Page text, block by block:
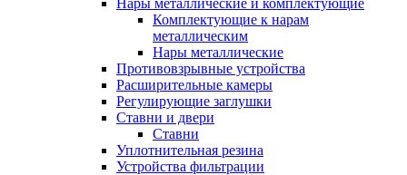
Нары металлические и комплектующие
Комплектующие к нарам
металлическим
Нары металлические
Противовзрывные устройства
Расширительные камеры
Регулирующие заглушки
Ставни и двери
Ставни
Уплотнительная резина
Устройства фильтрации